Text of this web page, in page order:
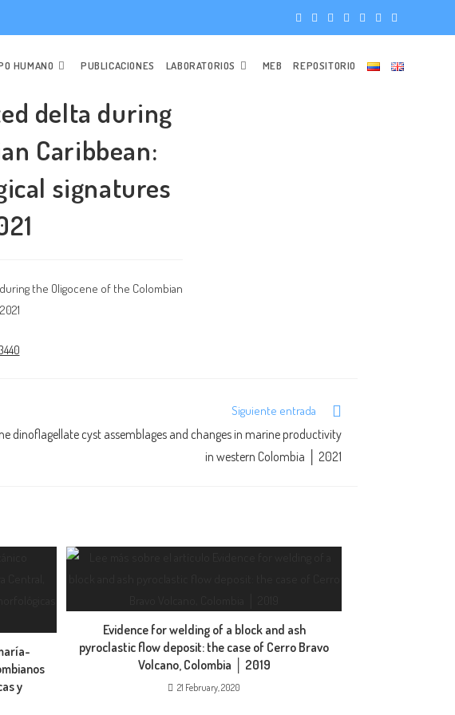
HUMANO PUBLICACIONES LABORATORIOS MEB REPOSITORIO
delta during
Caribbean:
signatures
Siguiente entrada
dinoflagellate cyst assemblages and changes in marine productivity
in western Colombia │ 2021
y
Evidence for welding of a block and ash
pyroclastic flow deposit: the case of Cerro Bravo
Volcano, Colombia │ 2019
21 February, 2020